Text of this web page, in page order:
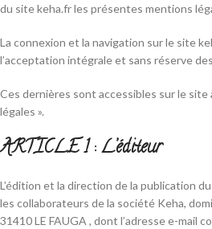
du site keha.fr les présentes mentions
La connexion et la navigation sur le site
l’acceptation intégrale et sans réserve
Ces dernières sont accessibles sur le site
légales ».
ARTICLE 1 : L’éditeur
L’édition et la direction de la publication
les collaborateurs de la société Keha,
31410 LE FAUGA , dont l’adresse e-mail